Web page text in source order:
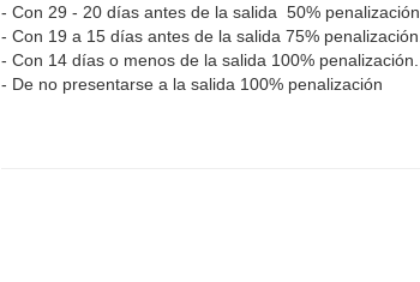
- Con 29 - 20 días antes de la salida 50% penalización.
- Con 19 a 15 días antes de la salida 75% penalización.
- Con 14 días o menos de la salida 100% penalización.
- De no presentarse a la salida 100% penalización